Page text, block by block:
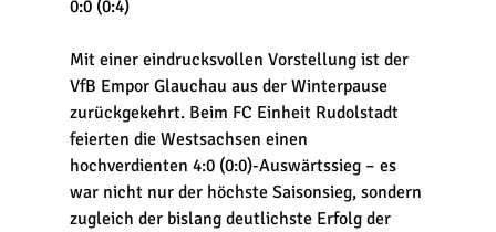
0:0 (0:4)
Mit einer eindrucksvollen Vorstellung ist der
VfB Empor Glauchau aus der Winterpause
zurückgekehrt. Beim FC Einheit Rudolstadt
feierten die Westsachsen einen
hochverdienten 4:0 (0:0)-Auswärtssieg – es
war nicht nur der höchste Saisonsieg, sondern
zugleich der bislang deutlichste Erfolg der